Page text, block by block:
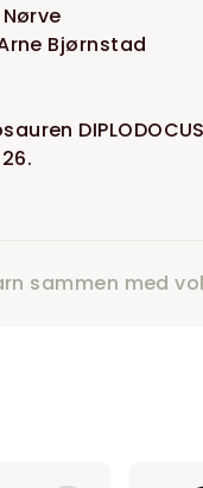
Bjørnstad
sammen med